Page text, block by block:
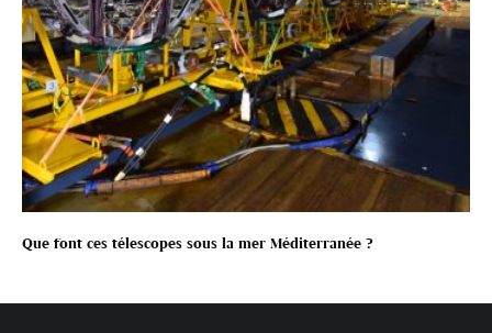
Que font ces télescopes sous la mer Méditerranée ?